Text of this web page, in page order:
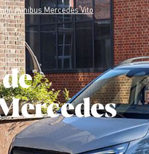
minibus Mercedes Vito